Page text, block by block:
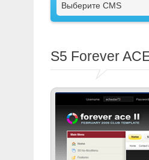
Выберите CMS
S5 Forever